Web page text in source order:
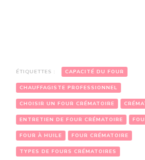
ÉTIQUETTES : CAPACITÉ DU FOUR
CHAUFFAGISTE PROFESSIONNEL
CHOISIR UN FOUR CRÉMATOIRE
ENTRETIEN DE FOUR CRÉMATOIRE
FOUR À HUILE FOUR CRÉMATOIRE
TYPES DE FOURS CRÉMATOIRES